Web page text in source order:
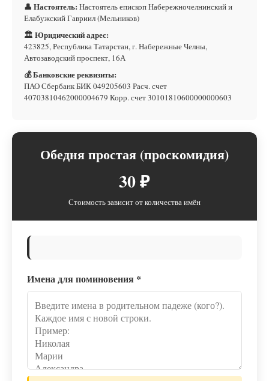
👤 Настоятель: Настоятель епископ Набережночелнинский и
Елабужский Гавриил (Мельников)
🏛 Юридический адрес:
423825, Республика Татарстан, г. Набережные Челны,
Автозаводский проспект, 16А
💰 Банковские реквизиты:
ПАО Сбербанк БИК 049205603 Расч. счет
40703810462000004679 Корр. счет 30101810600000000603
Обедня простая (проскомидия)
30 ₽
Стоимость зависит от количества имён
Имена для поминовения *